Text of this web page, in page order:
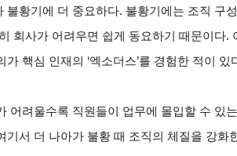
불황기에 더 중요하다. 불황기에는 조직 구
회사가 어려우면 쉽게 동요하기 때문이다.
가 핵심 인재의 ‘엑소더스’를 경험한 적이 있
어려울수록 직원들이 업무에 몰입할 수 있
기서 더 나아가 불황 때 조직의 체질을 강화